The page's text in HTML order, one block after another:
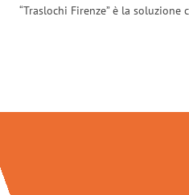
“Traslochi Firenze” è la soluzione